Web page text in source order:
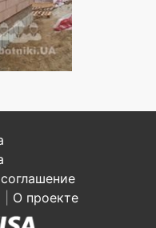
О проекте